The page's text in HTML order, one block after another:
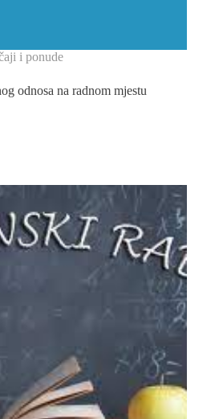
i ponude
odnosa na radnom mjestu